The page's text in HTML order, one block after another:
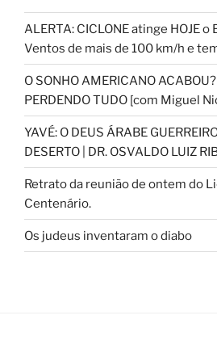
ALERTA: CICLONE atinge HOJE o
Ventos de mais de 100 km/h e
O SONHO AMERICANO
PERDENDO TUDO [com Miguel
YAVÉ: O DEUS ÁRABE
DESERTO | DR. OSVALDO LUIZ
Retrato da reunião de ontem do
Centenário.
Os judeus inventaram o diabo